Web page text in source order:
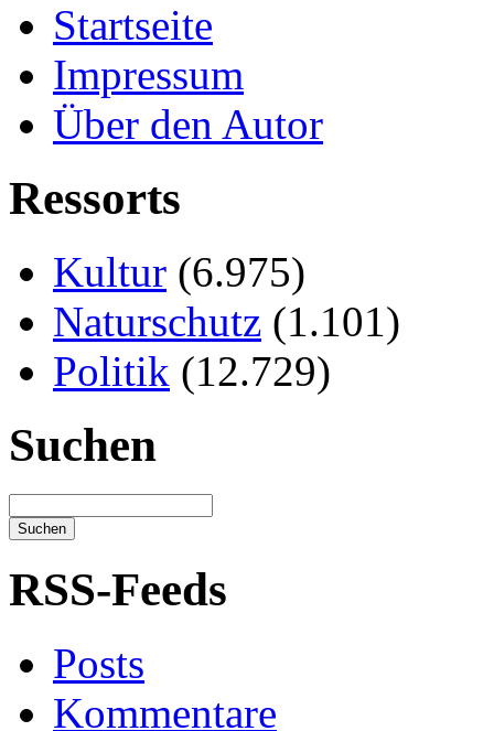
Startseite
Impressum
Über den Autor
Ressorts
Kultur (6.975)
Naturschutz (1.101)
Politik (12.729)
Suchen
RSS-Feeds
Posts
Kommentare